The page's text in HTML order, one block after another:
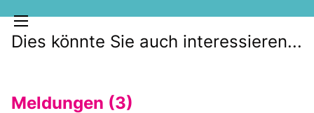
Dies könnte Sie auch interessieren...
Meldungen (3)